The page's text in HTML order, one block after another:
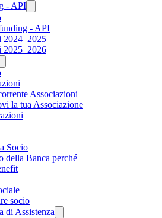
- API
- API
2024_2025
2025_2026
Associazioni
la tua Associazione
Socio
della Banca perché
socio
di Assistenza